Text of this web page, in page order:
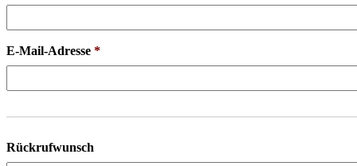
E-Mail-Adresse *
Rückrufwunsch